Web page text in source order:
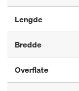
Lengde
Bredde
Overflate